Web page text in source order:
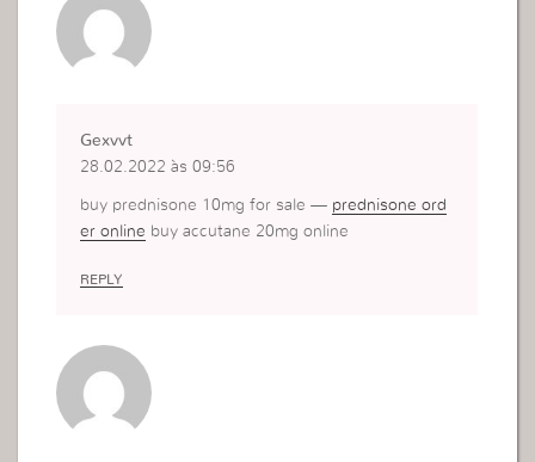
Gexvvt
28.02.2022 às 09:56
buy prednisone 10mg for sale — prednisone ord
er online buy accutane 20mg online
REPLY